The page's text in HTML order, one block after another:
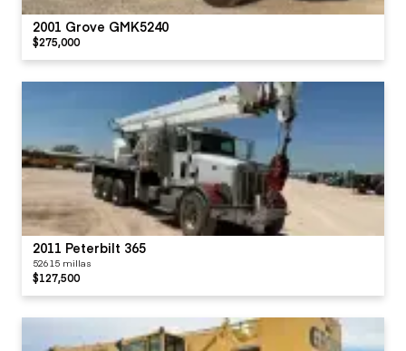
2001 Grove GMK5240
$275,000
2011 Peterbilt 365
52615 millas
$127,500